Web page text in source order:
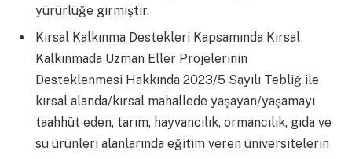
yürürlüğe girmiştir.
Kırsal Kalkınma Destekleri Kapsamında Kırsal
Kalkınmada Uzman Eller Projelerinin
Desteklenmesi Hakkında 2023/5 Sayılı Tebliğ ile
kırsal alanda/kırsal mahallede yaşayan/yaşamayı
taahhüt eden, tarım, hayvancılık, ormancılık, gıda ve
su ürünleri alanlarında eğitim veren üniversitelerin